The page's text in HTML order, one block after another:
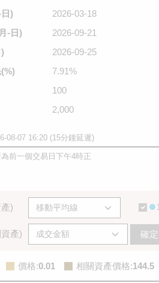
)
2026-03-18
-日)
2026-09-21
2026-09-25
7.91%
100
2,000
08-07 16:20 (15分鐘延遲)
前一個交易日下午4時正
)
產) 確定
價格:0.01 相關資產價格:144.5